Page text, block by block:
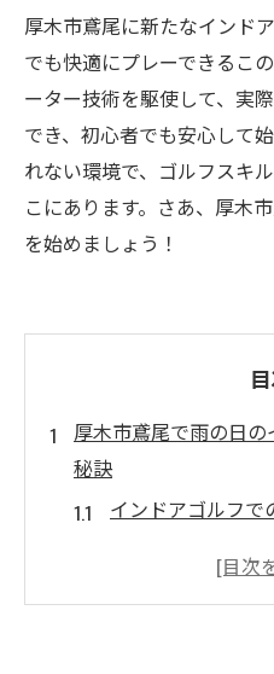
厚木市鳶尾に新たなインド
でも快適にプレーできるこ
ーター技術を駆使して、実
でき、初心者でも安心して
れない環境で、ゴルフスキ
こにあります。さあ、厚木
を始めましょう！
厚木市鳶尾で雨の日
秘訣
インドアゴルフで
初心者が知って